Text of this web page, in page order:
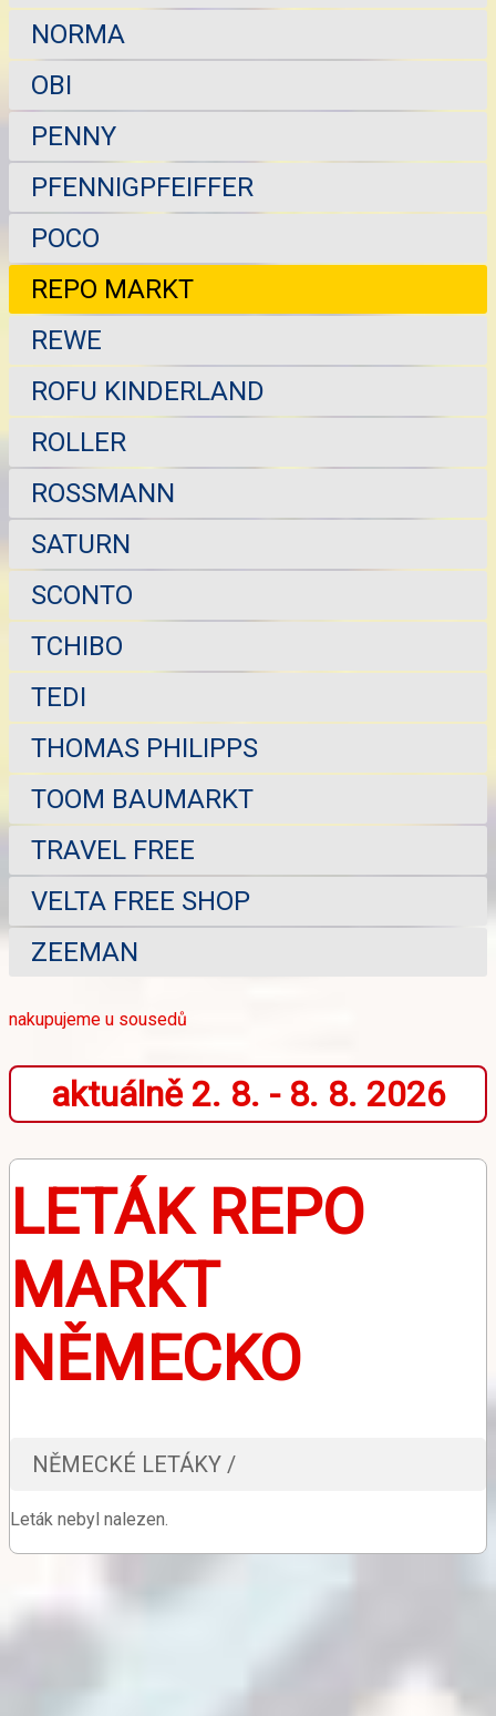
NORMA
OBI
PENNY
PFENNIGPFEIFFER
POCO
REPO MARKT
REWE
ROFU KINDERLAND
ROLLER
ROSSMANN
SATURN
SCONTO
TCHIBO
TEDI
THOMAS PHILIPPS
TOOM BAUMARKT
TRAVEL FREE
VELTA FREE SHOP
ZEEMAN
nakupujeme u sousedů
aktuálně 2. 8. - 8. 8. 2026
LETÁK REPO
MARKT
NĚMECKO
NĚMECKÉ LETÁKY /
Leták nebyl nalezen.